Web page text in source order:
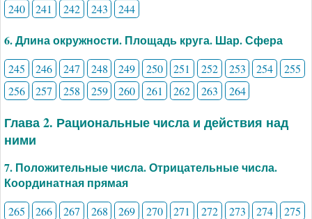
240
241 242 243 244
6. Длина окружности. Площадь круга. Шар. Сфера
245 246 247 248 249 250 251 252 253 254
255
256
257 258 259 260 261 262 263 264
Глава 2. Рациональные числа и действия над
ними
7. Положительные числа. Отрицательные числа.
Координатная прямая
265 266 267 268 269 270 271 272 273 274
275